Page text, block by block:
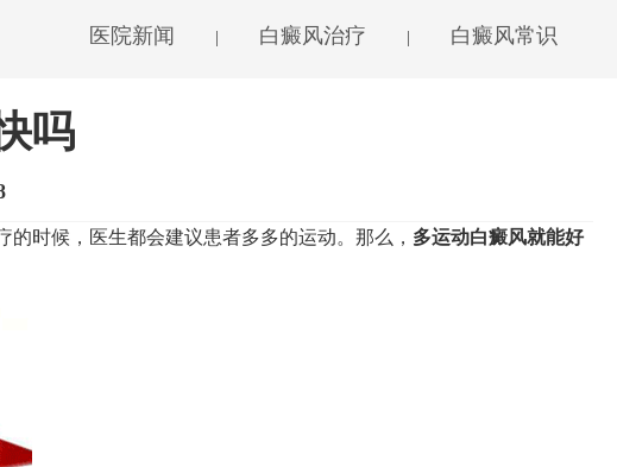
医院新闻 白癜风治疗 白癜风常识
吗
时候，医生都会建议患者多多的运动。那么， 多运动白癜风就能好